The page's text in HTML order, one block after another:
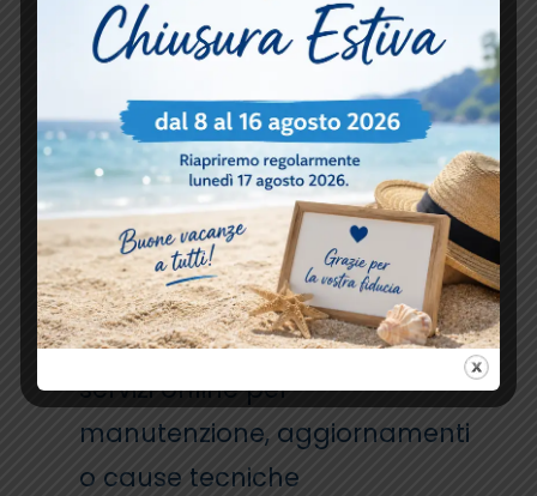
6. Limitazione di
IlPoliambulatorio BluMedica
declina qualsiasi responsabilità
per:
Danni diretti o indiretti derivanti
dall’uso improprio del sito web
Interruzioni temporaneedei
servizi online per
manutenzione, aggiornamenti
o cause tecniche